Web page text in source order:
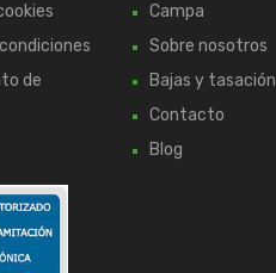
de
Campa
Sobre nosotros
Bajas y tasación
Contacto
Blog